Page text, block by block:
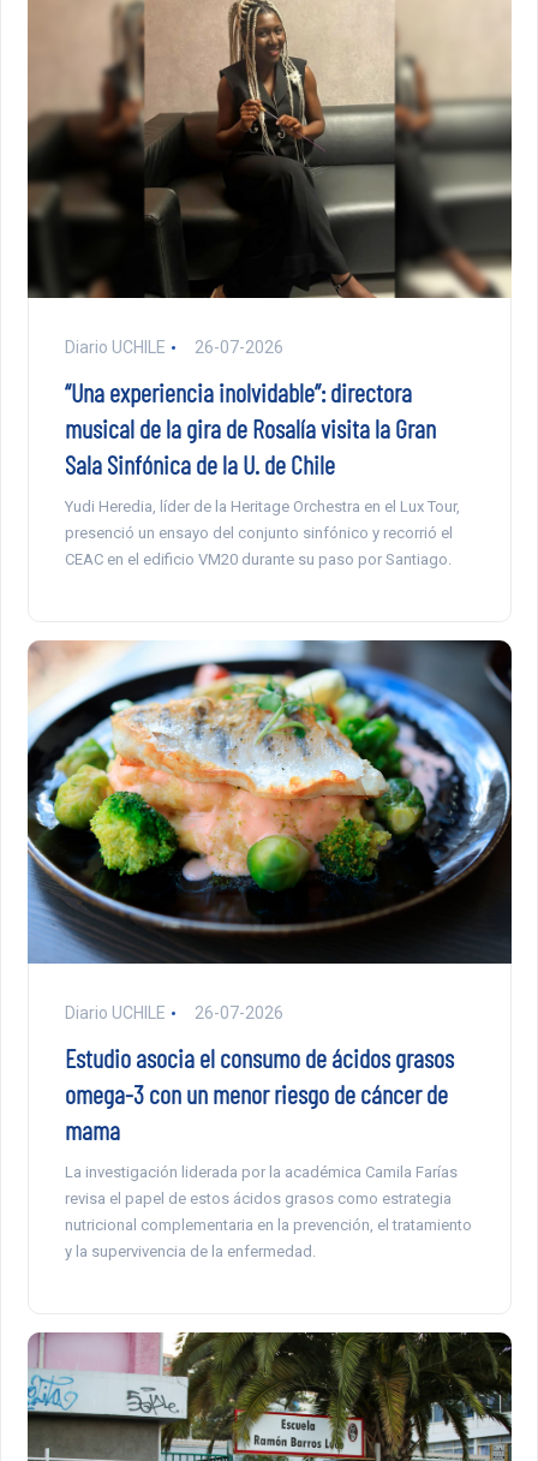
Diario UCHILE 26-07-2026
“Una experiencia inolvidable”: directora
musical de la gira de Rosalía visita la Gran
Sala Sinfónica de la U. de Chile
Yudi Heredia, líder de la Heritage Orchestra en el Lux Tour,
presenció un ensayo del conjunto sinfónico y recorrió el
CEAC en el edificio VM20 durante su paso por Santiago.
Diario UCHILE 26-07-2026
Estudio asocia el consumo de ácidos grasos
omega-3 con un menor riesgo de cáncer de
mama
La investigación liderada por la académica Camila Farías
revisa el papel de estos ácidos grasos como estrategia
nutricional complementaria en la prevención, el tratamiento
y la supervivencia de la enfermedad.